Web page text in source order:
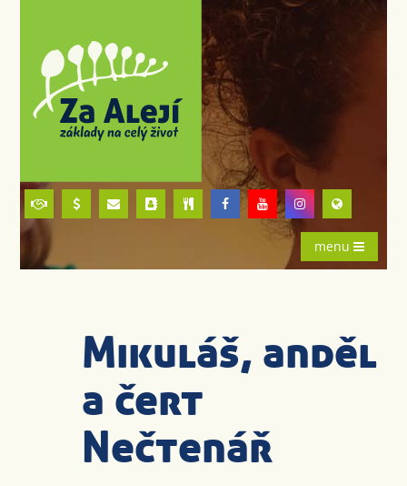
menu
Mikuláš, anděl
a čert
Nečtenář